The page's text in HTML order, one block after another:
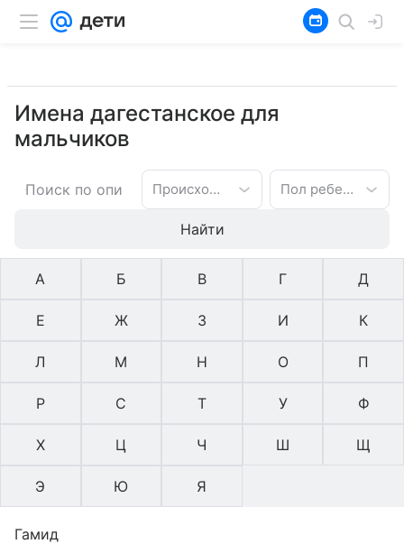
Имена дагестанское для
мальчиков
Происхождение имени Пол ребенка
Найти
А Б В Г Д
Е Ж З И К
Л М Н О П
Р С Т У Ф
Х Ц Ч Ш Щ
Э Ю Я
Гамид